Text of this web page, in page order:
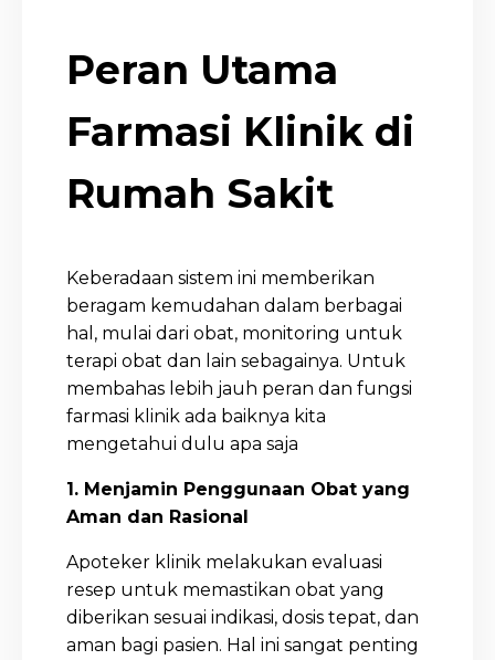
Peran Utama
Farmasi Klinik di
Rumah Sakit
Keberadaan sistem ini memberikan
beragam kemudahan dalam berbagai
hal, mulai dari obat, monitoring untuk
terapi obat dan lain sebagainya. Untuk
membahas lebih jauh peran dan fungsi
farmasi klinik ada baiknya kita
mengetahui dulu apa saja
1. Menjamin Penggunaan Obat yang
Aman dan Rasional
Apoteker klinik melakukan evaluasi
resep untuk memastikan obat yang
diberikan sesuai indikasi, dosis tepat, dan
aman bagi pasien. Hal ini sangat penting